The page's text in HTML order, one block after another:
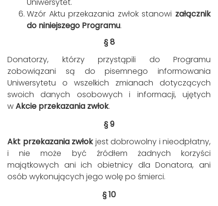
Wzór Aktu przekazania zwłok stanowi załącznik
do niniejszego Programu.
§ 8
Donatorzy, którzy przystąpili do Programu
zobowiązani są do pisemnego informowania
Uniwersytetu o wszelkich zmianach dotyczących
swoich danych osobowych i informacji, ujętych
wAkcie przekazania zwłok.
§ 9
Akt przekazania zwłokjest dobrowolny i nieodpłatny,
i nie może być źródłem żadnych korzyści
majątkowych ani ich obietnicy dla Donatora, ani
osób wykonujących jego wolę po śmierci.
§ 10